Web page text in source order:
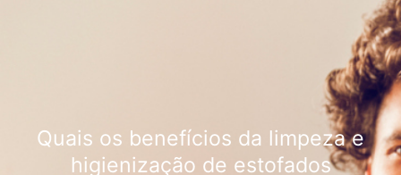
Quais os benefícios da limpeza e
higienização de estofados